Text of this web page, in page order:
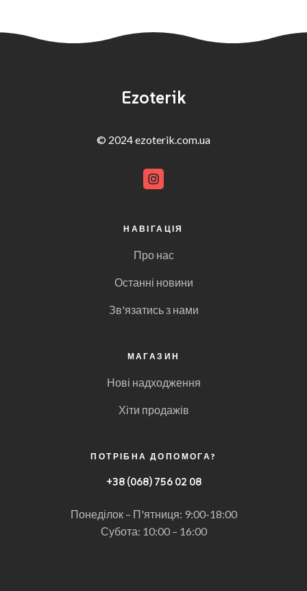
Ezoterik
© 2024 ezoterik.com.ua
НАВІГАЦІЯ
Про нас
Останні новини
Зв'язатись з нами
МАГАЗИН
Нові надходження
Хіти продажів
ПОТРІБНА ДОПОМОГА?
+38 (068) 756 02 08
Понеділок – П'ятниця: 9:00-18:00
Субота: 10:00 – 16:00